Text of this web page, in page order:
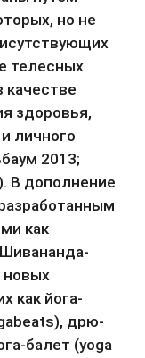
но не
телесных
качестве
здоровья,
личного
2013;
В дополнение
как
новых
как йога-
дрю-
балет (yoga